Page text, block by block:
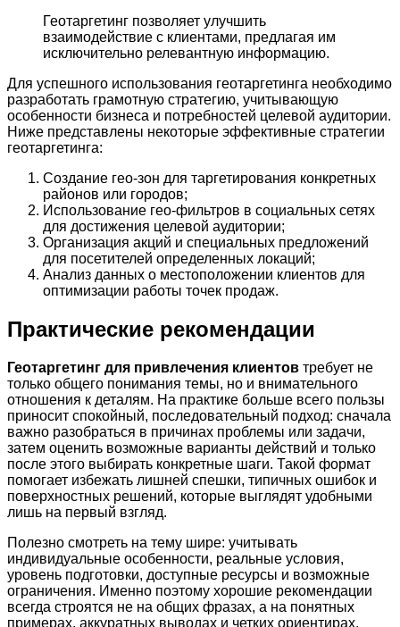
Геотаргетинг позволяет улучшить
взаимодействие с клиентами, предлагая им
исключительно релевантную информацию.
Для успешного использования геотаргетинга необходимо
разработать грамотную стратегию, учитывающую
особенности бизнеса и потребностей целевой аудитории.
Ниже представлены некоторые эффективные стратегии
геотаргетинга:
Создание гео-зон для таргетирования конкретных
районов или городов;
Использование гео-фильтров в социальных сетях
для достижения целевой аудитории;
Организация акций и специальных предложений
для посетителей определенных локаций;
Анализ данных о местоположении клиентов для
оптимизации работы точек продаж.
Практические рекомендации
Геотаргетинг для привлечения клиентов требует не
только общего понимания темы, но и внимательного
отношения к деталям. На практике больше всего пользы
приносит спокойный, последовательный подход: сначала
важно разобраться в причинах проблемы или задачи,
затем оценить возможные варианты действий и только
после этого выбирать конкретные шаги. Такой формат
помогает избежать лишней спешки, типичных ошибок и
поверхностных решений, которые выглядят удобными
лишь на первый взгляд.
Полезно смотреть на тему шире: учитывать
индивидуальные особенности, реальные условия,
уровень подготовки, доступные ресурсы и возможные
ограничения. Именно поэтому хорошие рекомендации
всегда строятся не на общих фразах, а на понятных
примерах, аккуратных выводах и четких ориентирах.